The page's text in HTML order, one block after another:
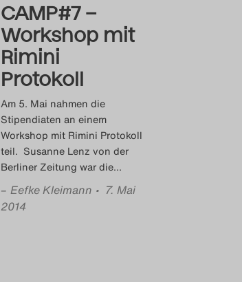
CAMP#7 –
Workshop mit
Rimini
Protokoll
Am 5. Mai nahmen die
Stipendiaten an einem
Workshop mit Rimini Protokoll
teil. Susanne Lenz von der
Berliner Zeitung war die…
– Eefke Kleimann • 7. Mai
2014